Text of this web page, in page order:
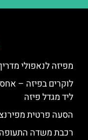
מפיזה לנאפולי
לוקרים בפיזה –
ליד מגדל פיזה
הסעה פרטית
רכבת משדה התעופה